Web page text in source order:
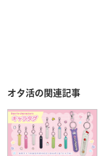
オタ活の関連記事